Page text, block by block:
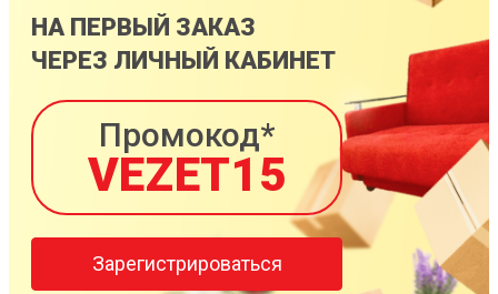
НА ПЕРВЫЙ ЗАКАЗ
ЧЕРЕЗ ЛИЧНЫЙ КАБИНЕТ
Промокод*
VEZET15
Зарегистрироваться